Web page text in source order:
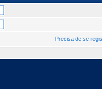
Precisa de se